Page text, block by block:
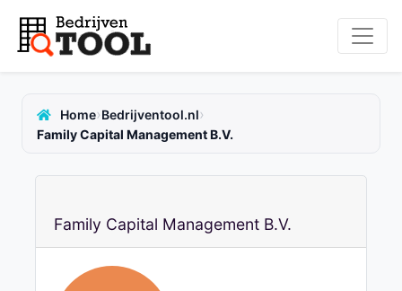
Home›Bedrijventool.nl›
Family Capital Management B.V.
Family Capital Management B.V.